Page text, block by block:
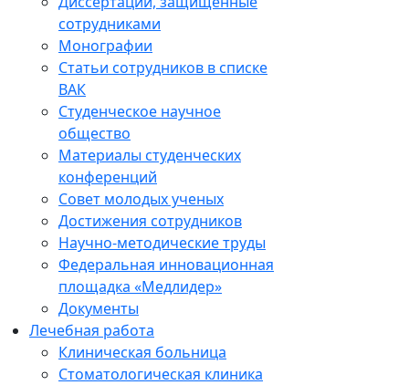
сотрудниками
Монографии
Статьи сотрудников в списке
ВАК
Студенческое научное
общество
Материалы студенческих
конференций
Совет молодых ученых
Достижения сотрудников
Научно-методические труды
Федеральная инновационная
площадка «Медлидер»
Документы
Лечебная работа
Клиническая больница
Стоматологическая клиника